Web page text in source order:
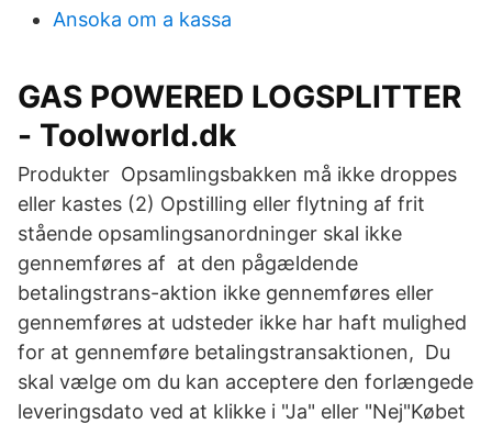
Ansoka om a kassa
GAS POWERED LOGSPLITTER
- Toolworld.dk
Produkter Opsamlingsbakken må ikke droppes
eller kastes (2) Opstilling eller flytning af frit
stående opsamlingsanordninger skal ikke
gennemføres af at den pågældende
betalingstrans-aktion ikke gennemføres eller
gennemføres at udsteder ikke har haft mulighed
for at gennemføre betalingstransaktionen, Du
skal vælge om du kan acceptere den forlængede
leveringsdato ved at klikke i "Ja" eller "Nej"Købet